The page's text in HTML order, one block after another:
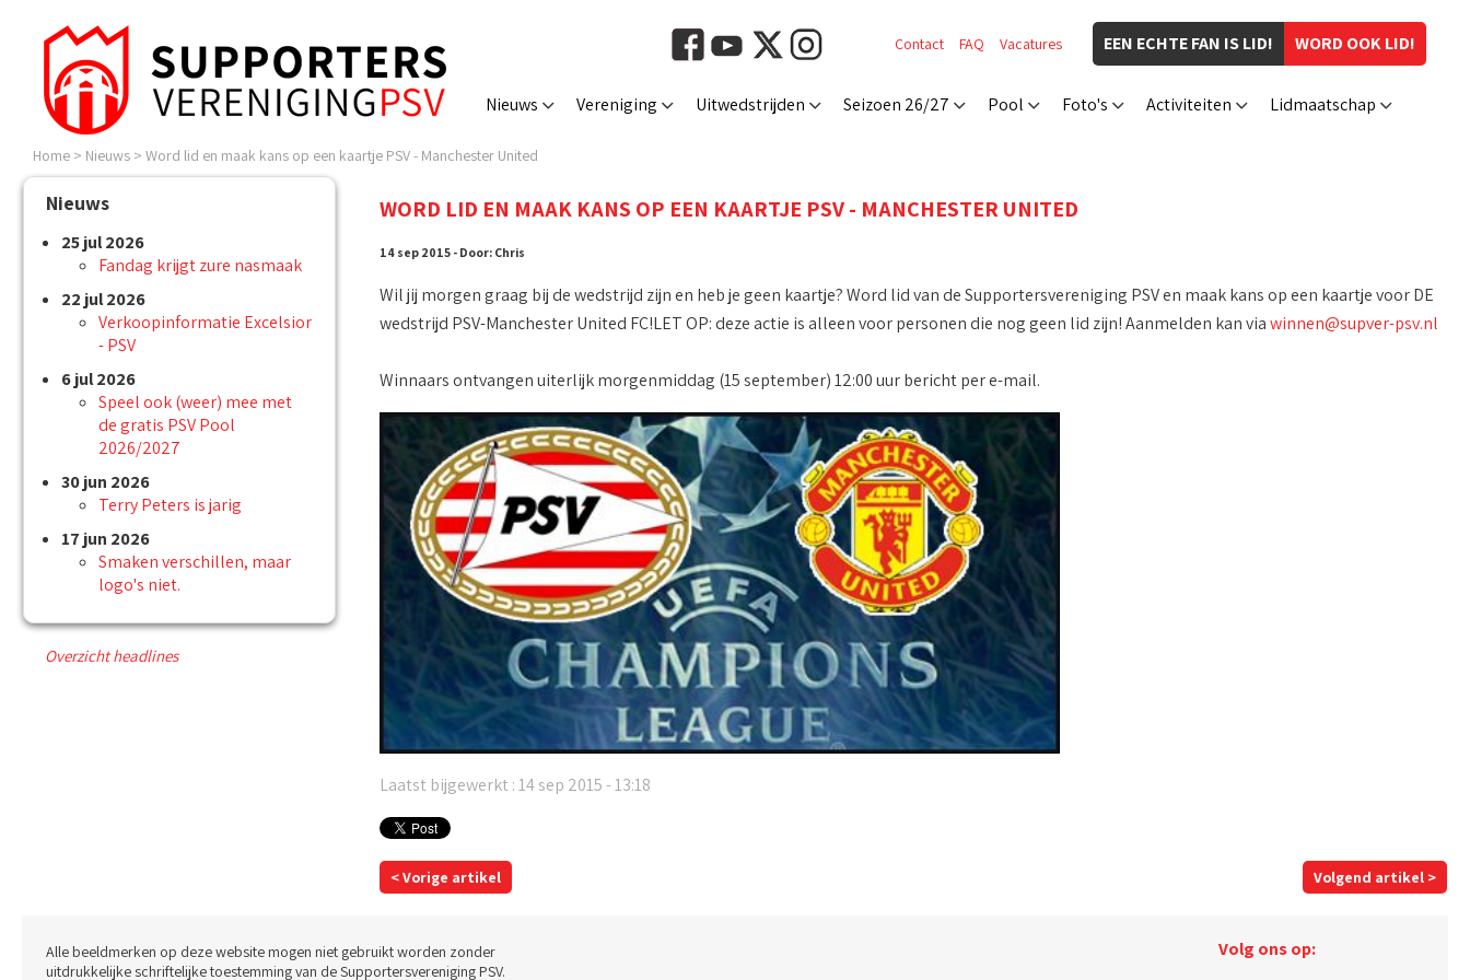
WORD OOK LID!
EEN ECHTE FAN IS LID!
Contact FAQ Vacatures
Nieuws Vereniging Uitwedstrijden Seizoen 26/27 Pool Foto's Activiteiten Lidmaatschap
Home > Nieuws > Word lid en maak kans op een kaartje PSV - Manchester United
Nieuws
25 jul 2026
Fandag krijgt zure nasmaak
22 jul 2026
Verkoopinformatie Excelsior
- PSV
6 jul 2026
Speel ook (weer) mee met
de gratis PSV Pool
2026/2027
30 jun 2026
Terry Peters is jarig
17 jun 2026
Smaken verschillen, maar
logo's niet.
Overzicht headlines
WORD LID EN MAAK KANS OP EEN KAARTJE PSV - MANCHESTER UNITED
14 sep 2015 - Door: Chris
Wil jij morgen graag bij de wedstrijd zijn en heb je geen kaartje? Word lid van de Supportersvereniging PSV en maak kans op een kaartje voor DE
wedstrijd PSV-Manchester United FC!LET OP: deze actie is alleen voor personen die nog geen lid zijn! Aanmelden kan viawinnen@supver-psv.nl
Winnaars ontvangen uiterlijk morgenmiddag (15 september) 12:00 uur bericht per e-mail.
Laatst bijgewerkt : 14 sep 2015 - 13:18
< Vorige artikel Volgend artikel >
Volg ons op:
Alle beeldmerken op deze website mogen niet gebruikt worden zonder
uitdrukkelijke schriftelijke toestemming van de Supportersvereniging PSV.